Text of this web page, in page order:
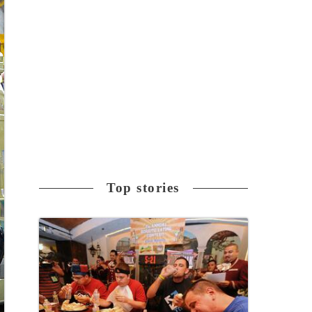
Top stories